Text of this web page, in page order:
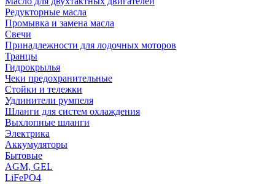
Редукторные масла
Промывка и замена масла
Свечи
Принадлежности для лодочных моторов
Транцы
Гидрокрылья
Чеки предохранительные
Стойки и тележки
Удлинители румпеля
Шланги для систем охлаждения
Выхлопные шланги
Электрика
Аккумуляторы
Бытовые
AGM, GEL
LiFePO4